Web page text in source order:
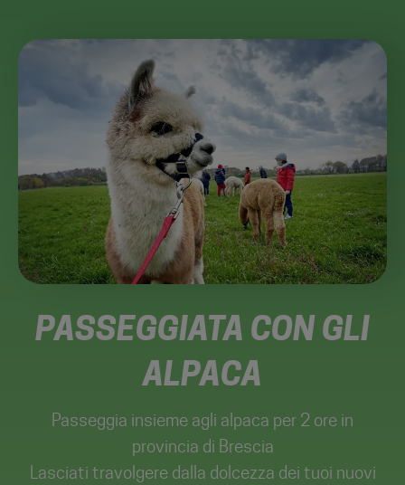
PASSEGGIATA CON GLI
ALPACA
Passeggia insieme agli alpaca per 2 ore in
provincia di Brescia
Lasciati travolgere dalla dolcezza dei tuoi nuovi